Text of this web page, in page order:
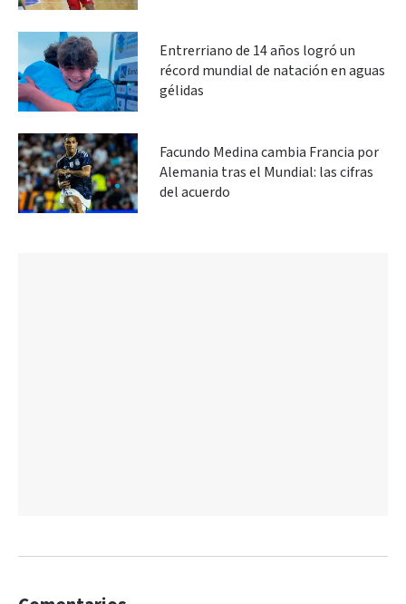
Entrerriano de 14 años logró un
récord mundial de natación en aguas
gélidas
Facundo Medina cambia Francia por
Alemania tras el Mundial: las cifras
del acuerdo